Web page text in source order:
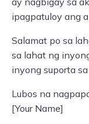
ipagpatuloy ang
Salamat po sa
sa lahat ng
inyong suporta
Lubos na
[Your Name]